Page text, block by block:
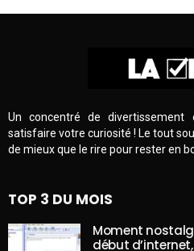
Un concentré de divertissement
satisfaire votre curiosité ! Le tout
de mieux que le rire pour rester en
TOP 3 DU MOIS
Moment
début